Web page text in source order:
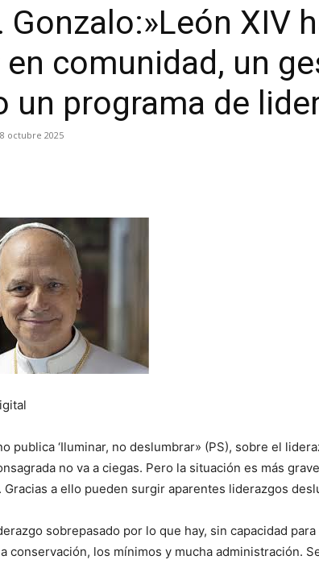
Gonzalo:»León XIV
comunidad, un
un programa de
octubre 2025
publica ‘Iluminar, no deslumbrar» (PS), sobre el
no va a ciegas. Pero la situación es más
Gracias a ello pueden surgir aparentes liderazgos
sobrepasado por lo que hay, sin capacidad
conservación, los mínimos y mucha administración.